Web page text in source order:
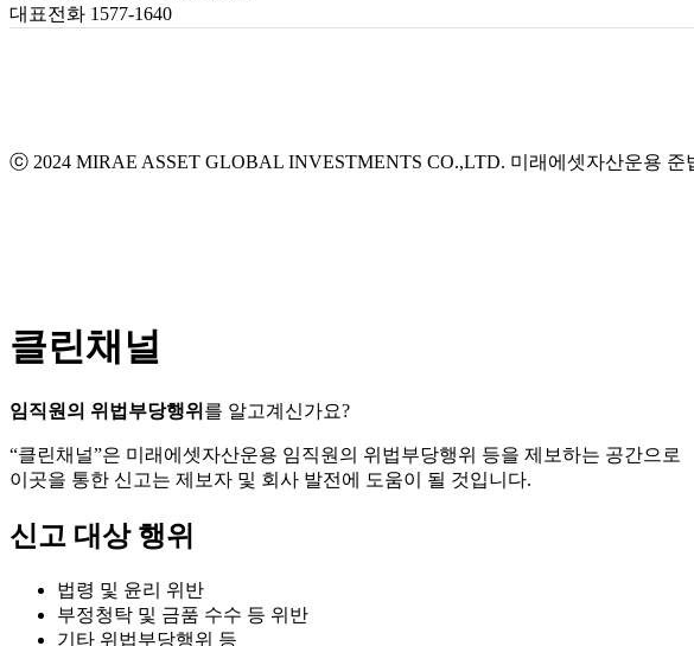
대표전화 1577-1640
ⓒ 2024 MIRAE ASSET GLOBAL INVESTMENTS CO.,LTD. 미래에셋자산운용 준
클린채널
임직원의 위법부당행위 를 알고계신가요?
“클린채널”은 미래에셋자산운용 임직원의 위법부당행위 등을 제보하는 공간으로
이곳을 통한 신고는 제보자 및 회사 발전에 도움이 될 것입니다.
신고 대상 행위
법령 및 윤리 위반
부정청탁 및 금품 수수 등 위반
기타 위법부당행위 등